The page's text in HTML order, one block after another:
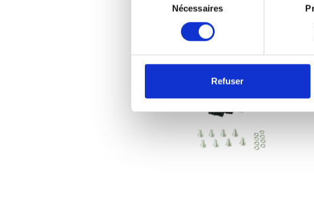
consentement
Nécessaires
Refuser
Nr. Art: 201009026